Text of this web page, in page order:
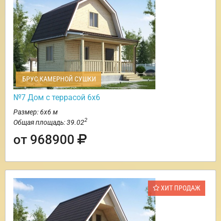
БРУС КАМЕРНОЙ СУШКИ
№7 Дом с террасой 6х6
Размер: 6х6 м
Общая площадь: 39.022
от 968900
ХИТ ПРОДАЖ